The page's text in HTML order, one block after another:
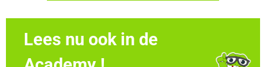
Lees nu ook in de